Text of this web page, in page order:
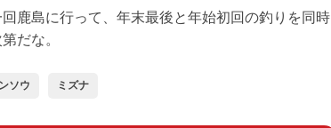
鹿島に行って、年末最後と年始初回の釣りを同時
だな。
ソウ ミズナ